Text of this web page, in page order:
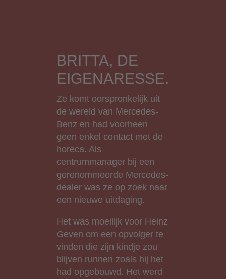
BRITTA, DE
EIGENARESSE.
Ze komt oorspronkelijk uit
de wereld van Mercedes-
Benz en had voorheen
geen enkel contact met de
horeca. Als
centrummanager bij een
gerenommeerde Mercedes-
dealer was ze op zoek naar
een nieuwe uitdaging.
Het was moeilijk voor Heinz
Geven om een opvolger te
vinden die zijn kindje zou
blijven runnen zoals hij het
had opgebouwd. Het werd